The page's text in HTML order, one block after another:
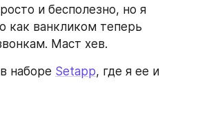
и бесполезно, но я
как ванкликом теперь
Маст хев.
наборе Setapp, где я ее и